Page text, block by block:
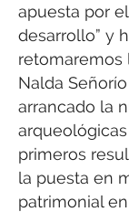
apuesta por
desarrollo” y
retomaremos
Nalda
arrancado la
primeros
la puesta en
patrimonial